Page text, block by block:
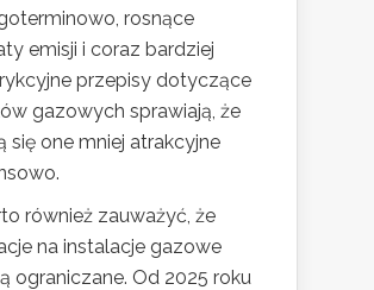
rosnące
emisji i coraz bardziej
przepisy dotyczące
gazowych sprawiają, że
się one mniej atrakcyjne
również zauważyć, że
na instalacje gazowe
ograniczane. Od 2025 roku